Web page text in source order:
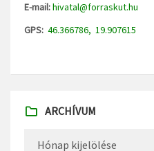
E-mail:hivatal@forraskut.hu
GPS: 46.366786, 19.907615
ARCHÍVUM